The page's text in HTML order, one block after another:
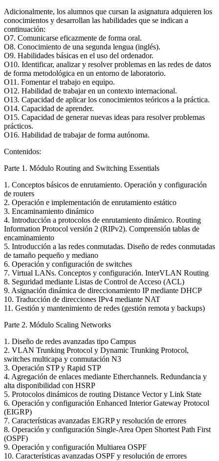
Adicionalmente, los alumnos que cursan la asignatura adquieren los
conocimientos y desarrollan las habilidades que se indican a
continuación:
O7. Comunicarse eficazmente de forma oral.
O8. Conocimiento de una segunda lengua (inglés).
O9. Habilidades básicas en el uso del ordenador.
O10. Identificar, analizar y resolver problemas en las redes de datos
de forma metodológica en un entorno de laboratorio.
O11. Fomentar el trabajo en equipo.
O12. Habilidad de trabajar en un contexto internacional.
O13. Capacidad de aplicar los conocimientos teóricos a la práctica.
O14. Capacidad de aprender.
O15. Capacidad de generar nuevas ideas para resolver problemas
prácticos.
O16. Habilidad de trabajar de forma autónoma.
Contenidos:
Parte 1. Módulo Routing and Switching Essentials
1. Conceptos básicos de enrutamiento. Operación y configuración
de routers
2. Operación e implementación de enrutamiento estático
3. Encaminamiento dinámico
4. Introducción a protocolos de enrutamiento dinámico. Routing
Information Protocol versión 2 (RIPv2). Comprensión tablas de
encaminamiento
5. Introducción a las redes conmutadas. Diseño de redes conmutadas
de tamaño pequeño y mediano
6. Operación y configuración de switches
7. Virtual LANs. Conceptos y configuración. InterVLAN Routing
8. Seguridad mediante Listas de Control de Acceso (ACL)
9. Asignación dinámica de direccionamiento IP mediante DHCP
10. Traducción de direcciones IPv4 mediante NAT
11. Gestión y mantenimiento de redes (gestión remota y backups)
Parte 2. Módulo Scaling Networks
1. Diseño de redes avanzadas tipo Campus
2. VLAN Trunking Protocol y Dynamic Trunking Protocol,
switches multicapa y conmutación N3
3. Operación STP y Rapid STP
4. Agregación de enlaces mediante Etherchannels. Redundancia y
alta disponibilidad con HSRP
5. Protocolos dinámicos de routing Distance Vector y Link State
6. Operación y configuración Enhanced Interior Gateway Protocol
(EIGRP)
7. Características avanzadas EIGRP y resolución de errores
8. Operación y configuración Single-Area Open Shortest Path First
(OSPF)
9. Operación y configuración Multiarea OSPF
10. Características avanzadas OSPF y resolución de errores